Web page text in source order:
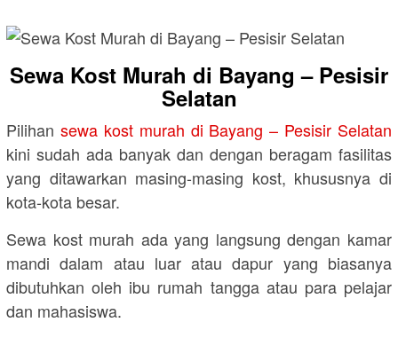
Sewa Kost Murah di Bayang – Pesisir
Selatan
Pilihan sewa kost murah di Bayang – Pesisir Selatan
kini sudah ada banyak dan dengan beragam fasilitas
yang ditawarkan masing-masing kost, khususnya di
kota-kota besar.
Sewa kost murah ada yang langsung dengan kamar
mandi dalam atau luar atau dapur yang biasanya
dibutuhkan oleh ibu rumah tangga atau para pelajar
dan mahasiswa.